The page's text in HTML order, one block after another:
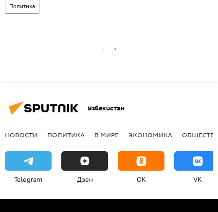
Политика
Узбекистан
НОВОСТИ ПОЛИТИКА В МИРЕ ЭКОНОМИКА
Telegram Дзен OK VK